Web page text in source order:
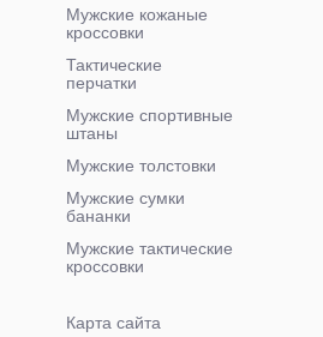
Мужские кожаные
кроссовки
Тактические
перчатки
Мужские спортивные
штаны
Мужские толстовки
Мужские сумки
бананки
Мужские тактические
кроссовки
Карта сайта